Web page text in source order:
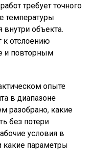
требует точного
температуры
объекта.
к отслоению
и повторным
опыте
в диапазоне
разобрано, какие
без потери
условия в
параметры